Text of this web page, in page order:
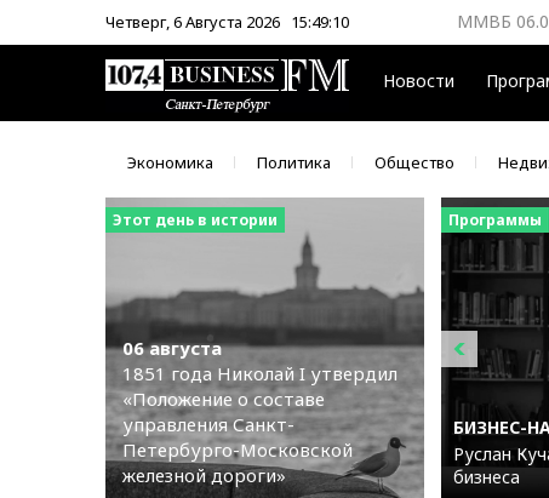
Новости
Четверг, 6 Августа 2026 15:49:10 ММВБ
ЦБ 06.08
Экономика Политика Общество
Этот день в истории
06 августа
1851 года Николай I утвердил
«Положение о составе
управления Санкт-
Петербурго-Московской
железной дороги»
Программы
БИЗНЕС-
Руслан
бизнеса